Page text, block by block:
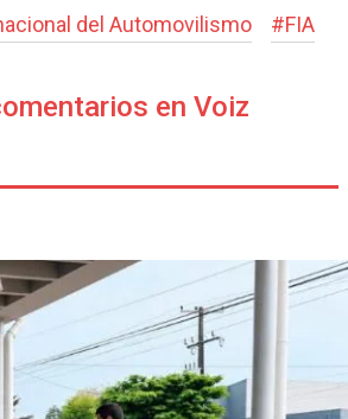
del Automovilismo #FIA
en Voiz